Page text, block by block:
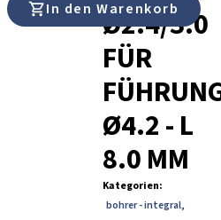
In den Warenkorb
Ø2.4/3.0
FÜR
Ø4.2 - L
8.0 MM
Kategorien:
bohrer - integral,